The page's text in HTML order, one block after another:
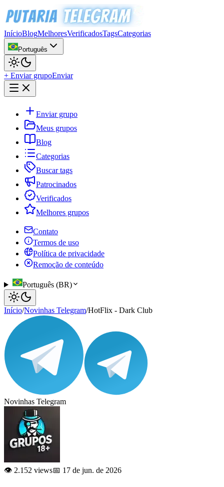
InícioBlogMelhoresVerificadosTagsCategorias
Português
+ Enviar grupoEnviar
Enviar grupo
Meus grupos
Blog
Categorias
Buscar tags
Patrocinados
Verificados
Melhores grupos
Contato
Termos de uso
Política de privacidade
Remoção de conteúdo
Português (BR)
Início/Novinhas Telegram/HotFlix - Dark Club
Novinhas Telegram
👁️ 2.152 views📅 17 de jun. de 2026